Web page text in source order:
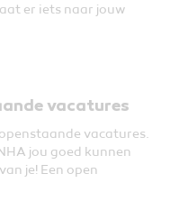
er iets naar jouw
vacatures
vacatures.
jou goed kunnen
je! Een open